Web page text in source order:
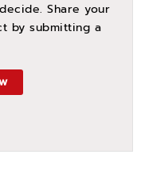
Share your
by submitting a